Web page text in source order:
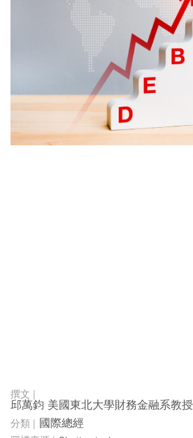
邱萬鈞 美國東北大學財務金融系教授
國際總經